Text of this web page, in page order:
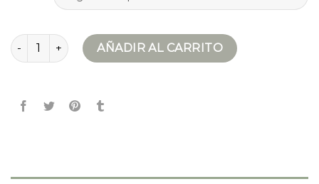
bomber hombre cantidadAÑADIR AL CARRITO